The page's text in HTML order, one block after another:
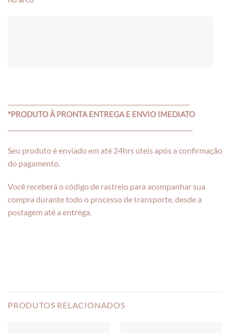
*PRODUTO À PRONTA ENTREGA E ENVIO IMEDIATO
Seu produto é enviado em até 24hrs úteis após a confirmação
do pagamento.
Você receberá o código de rastreio para acompanhar sua
compra durante todo o processo de transporte, desde a
postagem até a entrega.
PRODUTOS RELACIONADOS